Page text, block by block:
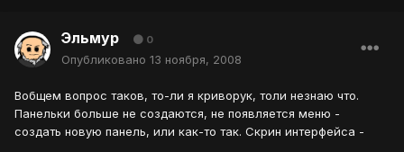
Эльмур 0
Опубликовано 13 ноября, 2008
Вобщем вопрос таков, то-ли я криворук, толи незнаю что.
Панельки больше не создаются, не появляется меню -
создать новую панель, или как-то так. Скрин интерфейса -